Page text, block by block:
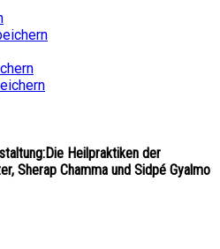
Die Heilpraktiken der
Sherap Chamma und Sidpé Gyalmo